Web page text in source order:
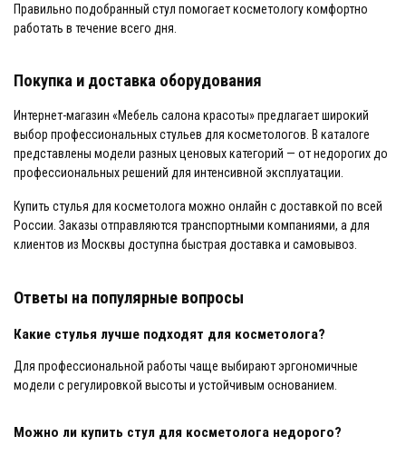
Правильно подобранный стул помогает косметологу комфортно
работать в течение всего дня.
Покупка и доставка оборудования
Интернет-магазин «Мебель салона красоты» предлагает широкий
выбор профессиональных стульев для косметологов. В каталоге
представлены модели разных ценовых категорий — от недорогих до
профессиональных решений для интенсивной эксплуатации.
Купить стулья для косметолога можно онлайн с доставкой по всей
России. Заказы отправляются транспортными компаниями, а для
клиентов из Москвы доступна быстрая доставка и самовывоз.
Ответы на популярные вопросы
Какие стулья лучше подходят для косметолога?
Для профессиональной работы чаще выбирают эргономичные
модели с регулировкой высоты и устойчивым основанием.
Можно ли купить стул для косметолога недорого?